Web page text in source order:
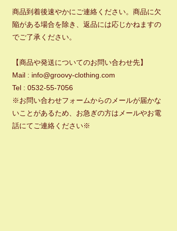
商品到着後速やかにご連絡ください。商品に欠
陥がある場合を除き、返品には応じかねますの
でご了承ください。
【商品や発送についてのお問い合わせ先】
Mail : info@groovy-clothing.com
Tel : 0532-55-7056
※お問い合わせフォームからのメールが届かな
いことがあるため、お急ぎの方はメールやお電
話にてご連絡ください※